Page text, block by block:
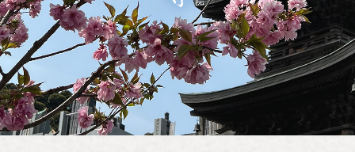
お知らせ
交通案内